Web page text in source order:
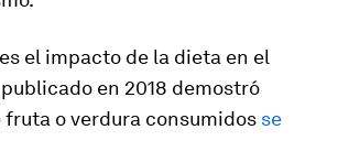
el impacto de la dieta en el
en 2018 demostró
fruta o verdura consumidos se